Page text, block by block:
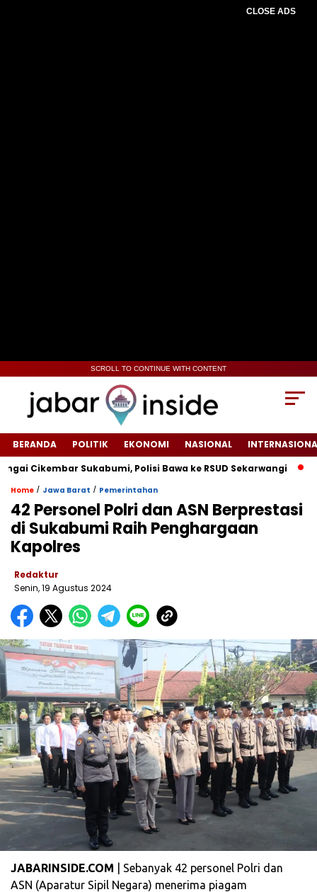
CLOSE ADS
SCROLL TO CONTINUE WITH CONTENT
BERANDA POLITIK EKONOMI NASIONAL
Sukabumi, Polisi Bawa ke RSUD Sekarwangi‎
Home / Jawa Barat / Pemerintahan
42 Personel Polri dan ASN Berprestasi
di Sukabumi Raih Penghargaan
Kapolres
Redaktur
Senin, 19 Agustus 2024
JABARINSIDE.COM | Sebanyak 42 personel Polri dan
ASN (Aparatur Sipil Negara) menerima piagam